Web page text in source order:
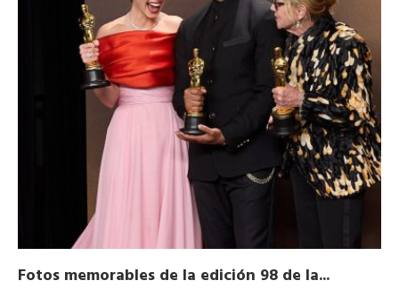
Fotos memorables de la edición 98 de la...